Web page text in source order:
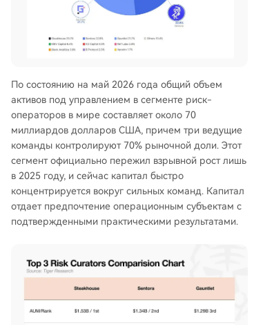
По состоянию на май 2026 года общий объем
активов под управлением в сегменте риск-
операторов в мире составляет около 70
миллиардов долларов США, причем три ведущие
команды контролируют 70% рыночной доли. Этот
сегмент официально пережил взрывной рост лишь
в 2025 году, и сейчас капитал быстро
концентрируется вокруг сильных команд. Капитал
отдает предпочтение операционным субъектам с
подтвержденными практическими результатами.